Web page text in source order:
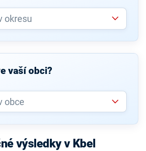
vaší obci?
výsledky v Kbel